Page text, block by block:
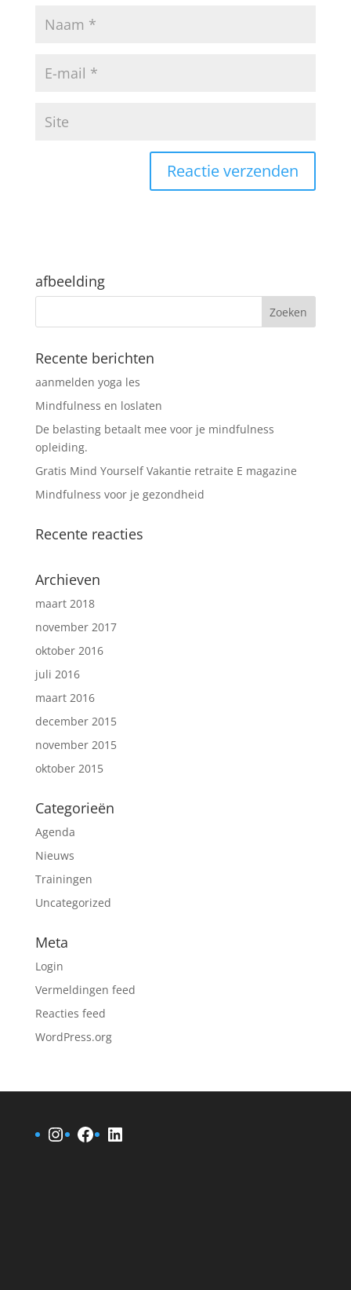
afbeelding
Recente berichten
aanmelden yoga les
Mindfulness en loslaten
De belasting betaalt mee voor je mindfulness
opleiding.
Gratis Mind Yourself Vakantie retraite E magazine
Mindfulness voor je gezondheid
Recente reacties
Archieven
maart 2018
november 2017
oktober 2016
juli 2016
maart 2016
december 2015
november 2015
oktober 2015
Categorieën
Agenda
Nieuws
Trainingen
Uncategorized
Meta
Login
Vermeldingen feed
Reacties feed
WordPress.org
Instagram
Facebook
LinkedIn